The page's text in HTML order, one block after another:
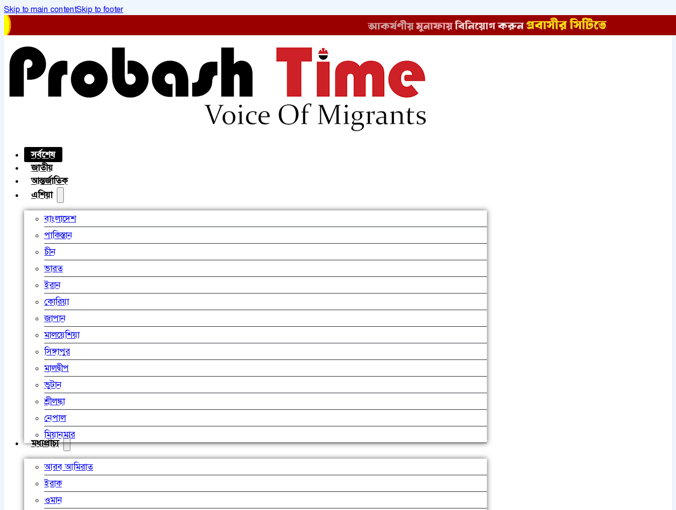
Skip to main contentSkip to footer
সর্বশেষ
জাতীয়
আন্তর্জাতিক
এশিয়া
বাংলাদেশ
পাকিস্তান
চীন
ভারত
ইরান
কোরিয়া
জাপান
মালয়েশিয়া
সিঙ্গাপুর
মালদ্বীপ
ভুটান
শ্রীলঙ্কা
নেপাল
মিয়ানমার
মধ্যপ্রাচ্য
আরব আমিরাত
ইরাক
ওমান